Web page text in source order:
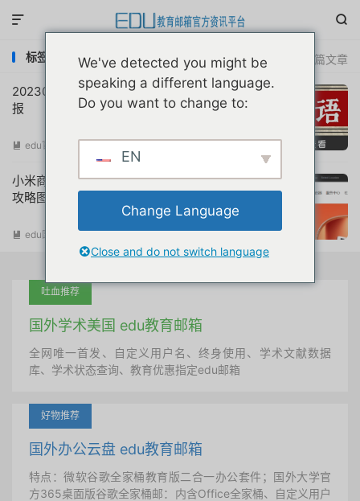


共 2 篇文章
标签：小米学生优惠
20230616互联网教育优惠申请注册动态简
报
 edu官方简报
小米商城教育优惠高校在校学生认证详解
攻略图文教程
 edu国内优惠 阅读(15921)
吐血推荐
国外学术美国 edu教育邮箱
全网唯一首发、自定义用户名、终身使用、学术文献数据
库、学术状态查询、教育优惠指定edu邮箱
好物推荐
国外办公云盘 edu教育邮箱
特点：微软谷歌全家桶教育版二合一办公套件；国外大学官
方365桌面版谷歌全家桶邮：内含Office全家桶、自定义用户
We've detected you might be
speaking a different language.
Do you want to change to:
EN
Change Language
Close and do not switch language